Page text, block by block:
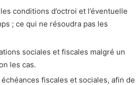
conditions d’octroi et l’éventuelle
; ce qui ne résoudra pas les
sociales et fiscales malgré un
les cas.
fiscales et sociales, afin de